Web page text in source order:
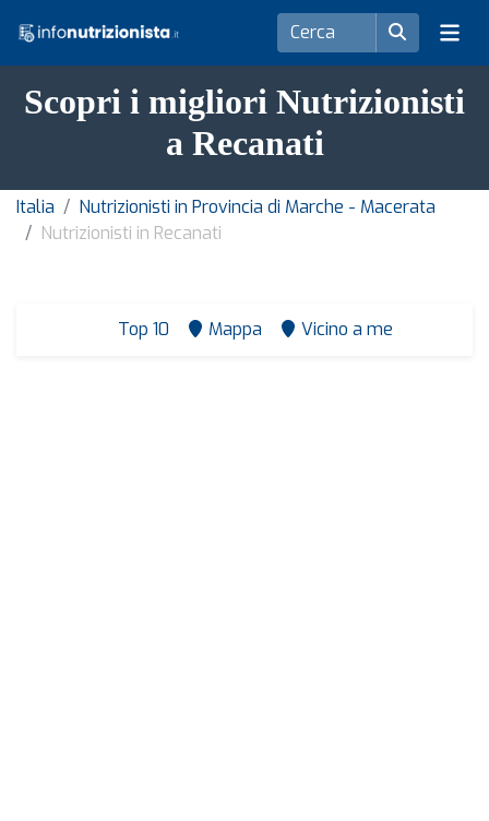
Scopri i migliori Nutrizionisti
a Recanati
Italia
Nutrizionisti in Provincia di Marche - Macerata
Nutrizionisti in Recanati
Top 10 Mappa Vicino a me